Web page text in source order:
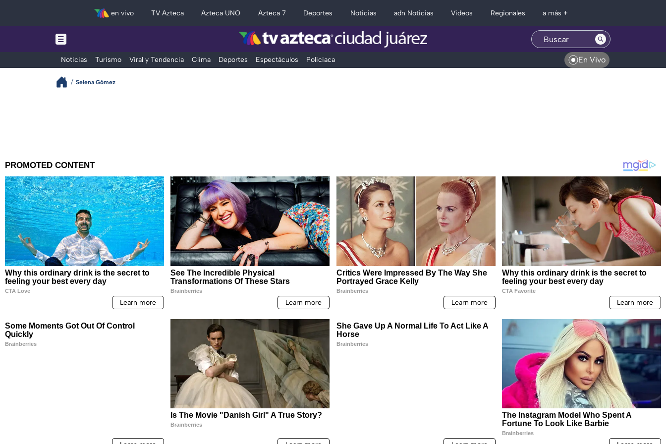
en vivo TV Azteca Azteca UNO Azteca 7 Deportes Noticias adn Noticias Videos Regionales a más +
Noticias Turismo Viral y Tendencia Clima Deportes Espectáculos Policiaca En Vivo
Selena Gómez